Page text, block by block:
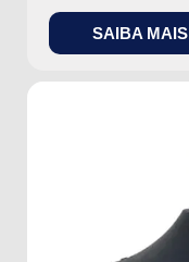
SAIBA MAIS